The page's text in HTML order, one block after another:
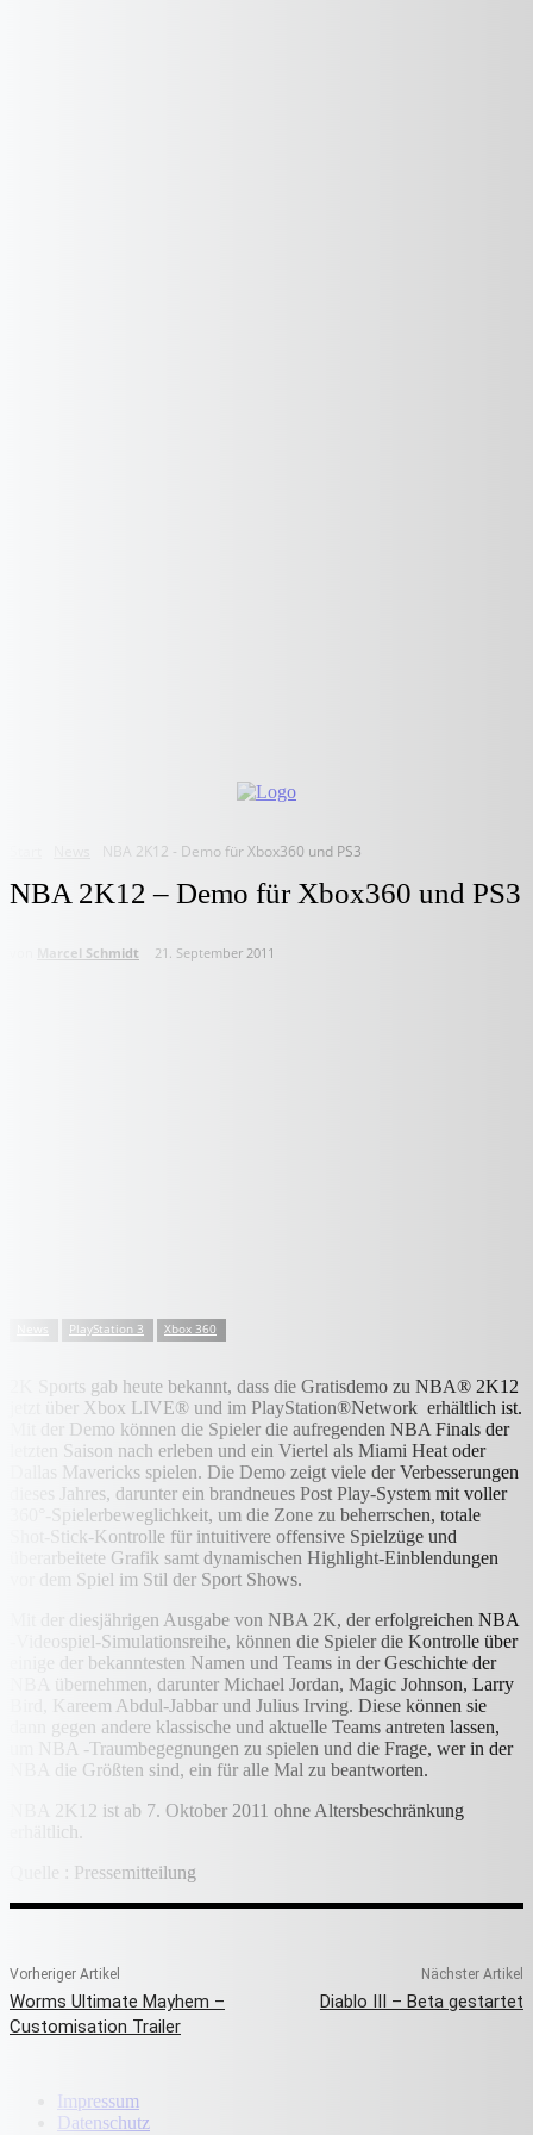
NBA 2K12 - Demo für Xbox360 und PS3
NBA 2K12 – Demo für Xbox360 und PS3
Marcel Schmidt 21. September 2011
PlayStation 3 Xbox 360
2K Sports gab heute bekannt, dass die Gratisdemo zu NBA® 2K12
jetzt über Xbox LIVE® und im PlayStation®Network erhältlich ist.
Mit der Demo können die Spieler die aufregenden NBA Finals der
letzten Saison nach erleben und ein Viertel als Miami Heat oder
Dallas Mavericks spielen. Die Demo zeigt viele der Verbesserungen
dieses Jahres, darunter ein brandneues Post Play-System mit voller
360°-Spielerbeweglichkeit, um die Zone zu beherrschen, totale
Shot-Stick-Kontrolle für intuitivere offensive Spielzüge und
überarbeitete Grafik samt dynamischen Highlight-Einblendungen
vor dem Spiel im Stil der Sport Shows.
Mit der diesjährigen Ausgabe von NBA 2K, der erfolgreichen NBA
-Videospiel-Simulationsreihe, können die Spieler die Kontrolle über
einige der bekanntesten Namen und Teams in der Geschichte der
NBA übernehmen, darunter Michael Jordan, Magic Johnson, Larry
Bird, Kareem Abdul-Jabbar und Julius Irving. Diese können sie
dann gegen andere klassische und aktuelle Teams antreten lassen,
um NBA -Traumbegegnungen zu spielen und die Frage, wer in der
NBA die Größten sind, ein für alle Mal zu beantworten.
NBA 2K12 ist ab 7. Oktober 2011 ohne Altersbeschränkung
erhältlich.
Quelle : Pressemitteilung
Vorheriger Artikel
Worms Ultimate Mayhem –
Customisation Trailer
Nächster Artikel
Diablo III – Beta gestartet
Impressum
Datenschutz